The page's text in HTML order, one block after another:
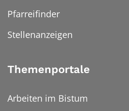
Pfarreifinder
Stellenanzeigen
Themenportale
Arbeiten im Bistum